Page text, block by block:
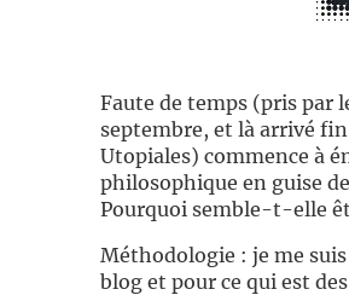
Faute de temps (pris par
septembre, et là arrivé
Utopiales) commence à
philosophique en guise
Pourquoi semble-t-elle
Méthodologie : je me
blog et pour ce qui est